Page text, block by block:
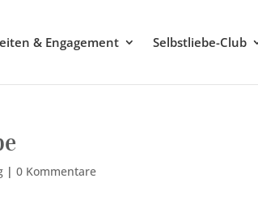
& Engagement Selbstliebe-Club
|0 Kommentare